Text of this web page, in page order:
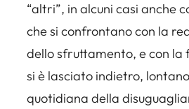
“altri”, in alcuni casi anche
che si confrontano con la
dello sfruttamento, e con la
si è lasciato indietro,
quotidiana della